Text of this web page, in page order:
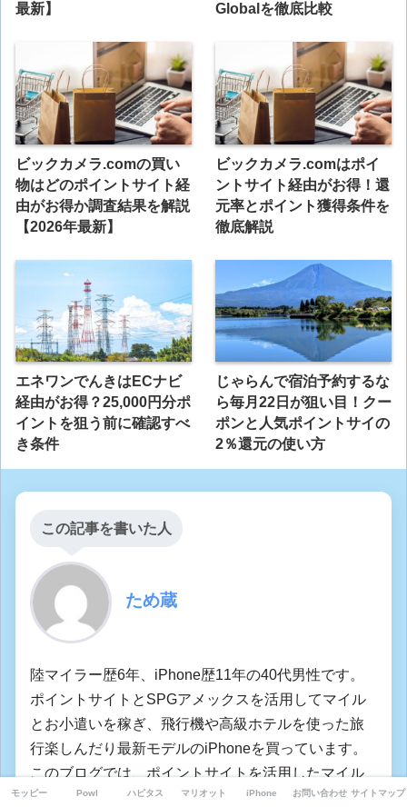
最新】
Globalを徹底比較
ビックカメラ.comの買い
物はどのポイントサイト経
由がお得か調査結果を解説
【2026年最新】
ビックカメラ.comはポイ
ントサイト経由がお得！還
元率とポイント獲得条件を
徹底解説
エネワンでんきはECナビ
経由がお得？25,000円分ポ
イントを狙う前に確認すべ
き条件
じゃらんで宿泊予約するな
ら毎月22日が狙い目！クー
ポンと人気ポイントサイの
2％還元の使い方
この記事を書いた人
ため蔵
陸マイラー歴6年、iPhone歴11年の40代男性です。
ポイントサイトとSPGアメックスを活用してマイル
とお小遣いを稼ぎ、飛行機や高級ホテルを使った旅
行楽しんだり最新モデルのiPhoneを買っています。
このブログでは、ポイントサイトを活用したマイル
の貯め方やお小遣いの稼ぎ方など、お得な情報を紹
モッピー Powl ハピタス マリオット iPhone お問い合わせ サイトマップ